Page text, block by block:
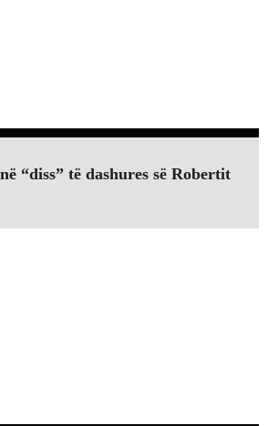
“diss” të dashures së Robertit